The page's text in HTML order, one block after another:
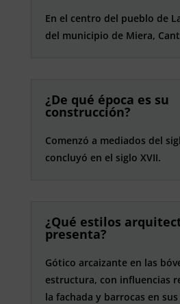
En el centro del pueblo de
del municipio de Miera,
¿De qué época es su
construcción?
Comenzó a mediados del
concluyó en el siglo XVII.
¿Qué estilos
presenta?
Gótico arcaizante en las
estructura, con influencias
la fachada y barrocas en